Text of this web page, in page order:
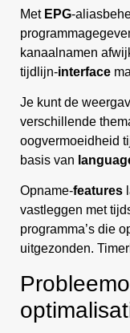
Met EPG-
kanaalnamen
tijdlijn-interface
Je kunt de
verschillende
oogvermoeidheid
basis van
Opname-features
vastleggen met
programma’s die
uitgezonden.